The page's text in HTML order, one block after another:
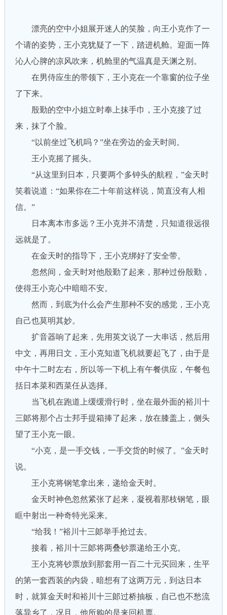
漂亮的空中小姐展开迷人的笑脸，向王小克作了一
个请的姿势，王小克犹疑了一下，踏进机舱。迎面一阵
沁人心脾的凉风吹来，机舱里的气温真是天渊之别。
在男侍应生的带领下，王小克在一个靠窗的位子坐
了下来。
殷勤的空中小姐立时奉上抹手巾，王小克接了过
来，抹了个脸。
“以前坐过飞机吗？”坐在旁边的金天时间。
王小克摇了摇头。
“从这里到日本，只要两个多钟头的航程，”金天时
笑着说道：“如果你在二十年前这样说，简直没有人相
信。”
日本离本市多远？王小克并不清楚，只知道很远很
远就是了。
在金天时的指导下，王小克绑好了安全带。
忽然间，金天时对他殷勤了起来，那种过份殷勤，
使得王小克心中暗暗不安。
然而，到底为什么会产生那种不安的感觉，王小克
自己也莫明其妙。
扩音器响了起来，先用英文说了一大串话，然后用
中文，再用日文，王小克知道飞机就要起飞了，由于是
中午十二时左右，所以等一下机上有午餐供应，午餐包
括日本菜和西菜任从选择。
当飞机在跑道上缓缓滑行时，坐在最外面的裕川十
三郞将那个占士邦手提箱捧了起来，放在膝盖上，侧头
望了王小克一眼。
“小克，是一手交钱，一手交货的时候了。”金天时
说。
王小克将钢笔拿出来，递给金天时。
金天时神色忽然紧张了起来，凝视着那枝钢笔，眼
眶中射出一种奇特光采来。
“给我！”裕川十三郞举手抢过去。
接着，裕川十三郞将两叠钞票递给王小克。
王小克将钞票放到那套用一百二十元买回来，生平
的第一套西装的内袋，暗想有了这两万元，到达日本
时，就算金天时和裕川十三郞过桥抽板，自己也不愁流
落异乡了，况且，他所购的是来回机票。